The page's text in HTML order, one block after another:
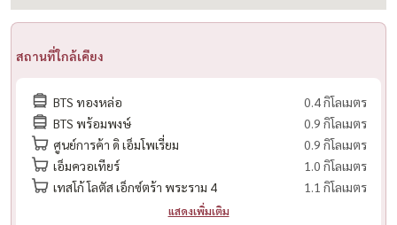
สถานที่ใกล้เคียง
BTS ทองหล่อ
0.4 กิโลเมตร
BTS พร้อมพงษ์
0.9 กิโลเมตร
ศูนย์การค้า ดิ เอ็มโพเรี่ยม
0.9 กิโลเมตร
เอ็มควอเทียร์
1.0 กิโลเมตร
เทสโก้ โลตัส เอ็กซ์ตร้า พระราม 4
1.1 กิโลเมตร
แสดงเพิ่มเติม